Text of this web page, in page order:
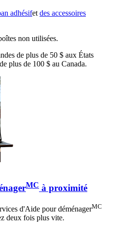
adhésifet des accessoires
non utilisées.
de plus de 50 $ aux États
plus de 100 $ au Canada.
MC à proximité
d'Aide pour déménagerMC
deux fois plus vite.